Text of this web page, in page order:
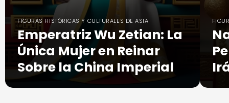
FIGURAS HISTÓRICAS Y CULTURALES DE ASIA
Emperatriz Wu Zetian: La
Única Mujer en Reinar
Sobre la China Imperial